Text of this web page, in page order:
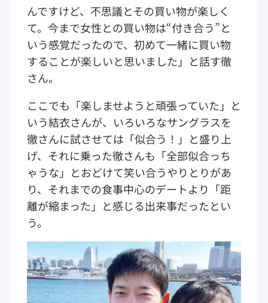
んですけど、不思議とその買い物が楽しく
て。今まで女性との買い物は“付き合う”と
いう感覚だったので、初めて一緒に買い物
することが楽しいと思いました」と話す徹
さん。
ここでも「楽しませようと頑張っていた」と
いう結衣さんが、いろいろなサングラスを
徹さんに試させては「似合う！」と盛り上
げ、それに乗った徹さんも「全部似合っち
ゃうな」とおどけて笑い合うやりとりがあ
り、それまでの食事中心のデートより「距
離が縮まった」と感じる出来事だったとい
う。